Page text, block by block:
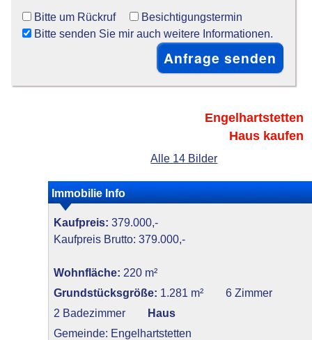
Bitte um Rückruf
Besichtigungstermin
Bitte senden Sie mir auch weitere Informationen.
Engelhartstetten
Haus kaufen
Alle 14 Bilder
Immobilie Info
Kaufpreis: 379.000,-
Kaufpreis Brutto: 379.000,-
Wohnfläche: 220 m²
Grundstücksgröße: 1.281 m²
6 Zimmer
2 Badezimmer
Haus
Gemeinde: Engelhartstetten